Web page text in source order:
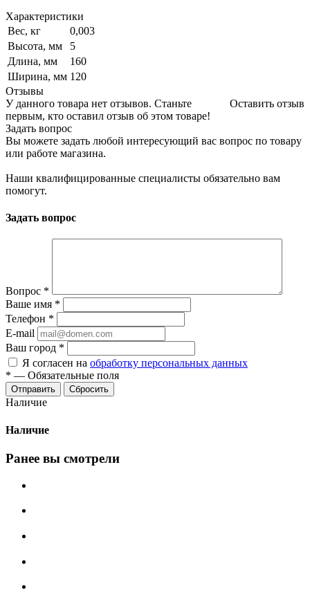
Характеристики
Вес, кг
0,003
Высота, мм
5
Длина, мм
160
Ширина, мм 120
Отзывы
Оставить отзыв
У данного товара нет отзывов. Станьте
первым, кто оставил отзыв об этом товаре!
Задать вопрос
Вы можете задать любой интересующий вас вопрос по товару
или работе магазина.
Наши квалифицированные специалисты обязательно вам
помогут.
Задать вопрос
Вопрос *
Ваше имя *
Телефон *
E-mail
Ваш город *
Я согласен на обработку персональных данных
* — Обязательные поля
Сбросить
Наличие
Наличие
Ранее вы смотрели